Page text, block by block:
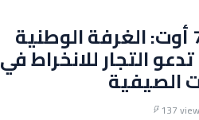
ينطلق بداية من 7 أوت: الغرفة الوطنية
التجار للانخراط في
الصيفية
137